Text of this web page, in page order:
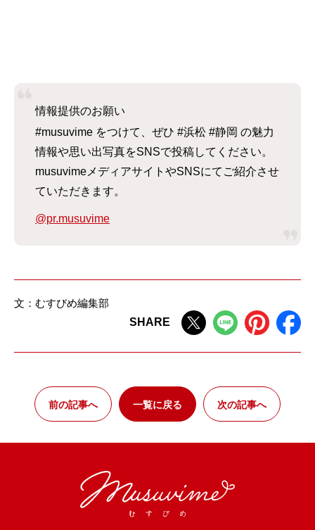
情報提供のお願い
#musuvime をつけて、ぜひ #浜松 #静岡 の魅力
情報や思い出写真をSNSで投稿してください。
musuvimeメディアサイトやSNSにてご紹介させ
ていただきます。
@pr.musuvime
文：むすびめ編集部
SHARE
前の記事へ 一覧に戻る 次の記事へ